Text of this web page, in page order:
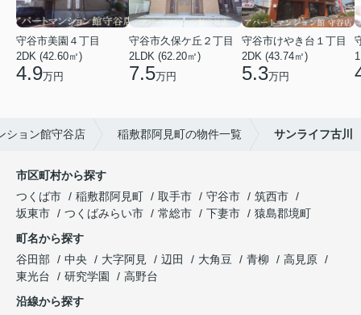
守谷市美園４丁目
2DK (42.60㎡)
4.9万円
守谷市久保ケ丘２丁目
2LDK (62.20㎡)
7.5万円
守谷市けやき台１丁目
2DK (43.74㎡)
5.3万円
ション館守谷店 稲敷郡阿見町の物件一覧 サンライフ古川
市区町村から探す
つくば市
稲敷郡阿見町 取手市 守谷市
筑西市
坂東市
つくばみらい市 常総市 下妻市
猿島郡境町
町名から探す
谷田部
中央 大字阿見 辺田 大角豆 青柳
高見原
東光台
研究学園
高野台
沿線から探す